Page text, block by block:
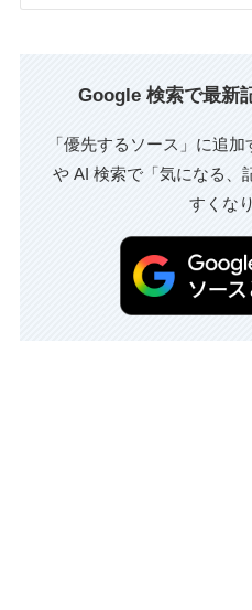
Google 検索で最新
「優先するソース」に追
や AI 検索で「気になる
すくな